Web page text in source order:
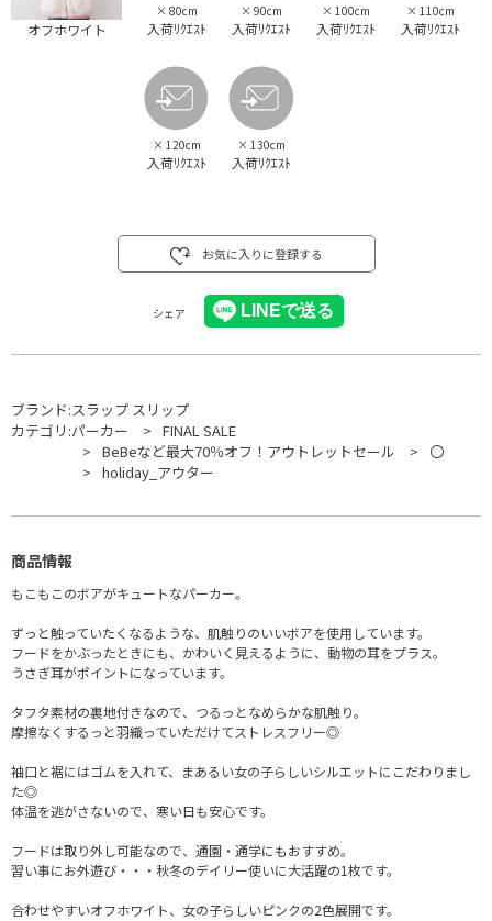
オフホワイト
× 80cm
入荷ﾘｸｴｽﾄ
× 90cm
入荷ﾘｸｴｽﾄ
× 100cm
入荷ﾘｸｴｽﾄ
× 110cm
入荷ﾘｸｴｽﾄ
× 120cm
入荷ﾘｸｴｽﾄ
× 130cm
入荷ﾘｸｴｽﾄ
お気に入りに登録する
シェア
ブランド:スラップ スリップ
カテゴリ:パーカー
FINAL SALE
BeBeなど最大70％オフ！アウトレットセール
〇
holiday_アウター
商品情報
もこもこのボアがキュートなパーカー。
ずっと触っていたくなるような、肌触りのいいボアを使用しています。
フードをかぶったときにも、かわいく見えるように、動物の耳をプラス。
うさぎ耳がポイントになっています。
タフタ素材の裏地付きなので、つるっとなめらかな肌触り。
摩擦なくするっと羽織っていただけてストレスフリー◎
袖口と裾にはゴムを入れて、まあるい女の子らしいシルエットにこだわりまし
た◎
体温を逃がさないので、寒い日も安心です。
フードは取り外し可能なので、通園・通学にもおすすめ。
習い事にお外遊び・・・秋冬のデイリー使いに大活躍の1枚です。
合わせやすいオフホワイト、女の子らしいピンクの2色展開です。